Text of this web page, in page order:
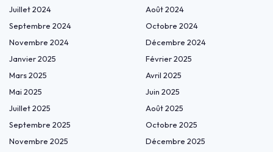
Juillet 2024
Août 2024
Septembre 2024
Octobre 2024
Novembre 2024
Décembre 2024
Janvier 2025
Février 2025
Mars 2025
Avril 2025
Mai 2025
Juin 2025
Juillet 2025
Août 2025
Septembre 2025
Octobre 2025
Novembre 2025
Décembre 2025